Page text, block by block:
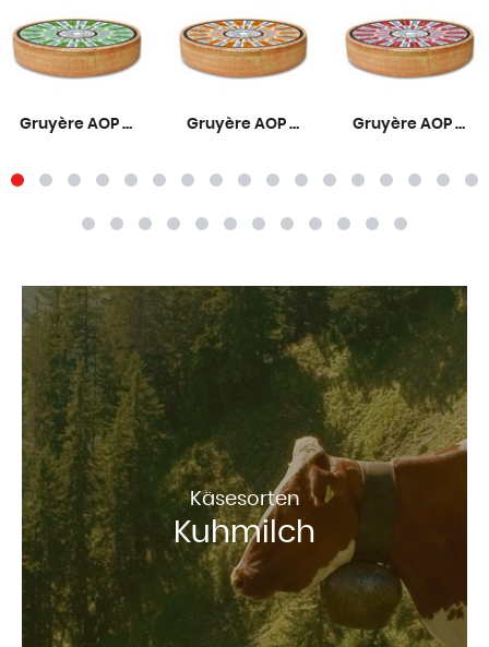
Gruyère AOP Mild 6 Monate Gruyère AOP Mittelreif 9 Monate Gruyère AOP Rezent 12 Monate
Käsesorten
Kuhmilch